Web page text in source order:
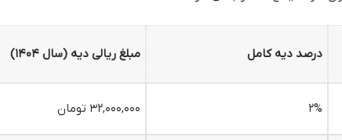
درصد دیه کامل مبلغ ریالی دیه (سال ۱۴۰۴)
۲% ۳۲,۰۰۰,۰۰۰ تومان